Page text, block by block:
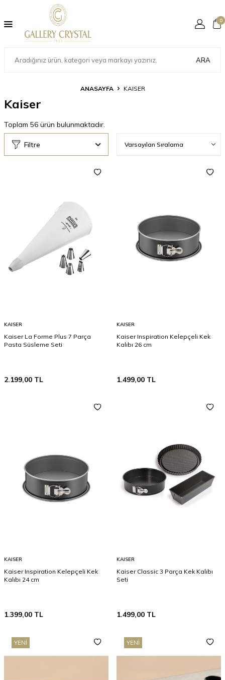
ARA
0
ANASAYFA KAISER
Kaiser
Toplam 56 ürün bulunmaktadır.
Filtre
KAISER
Kaiser La Forme Plus 7 Parça
Pasta Süsleme Seti
2.199,00 TL
KAISER
Kaiser Inspiration Kelepçeli Kek
Kalıbı 26 cm
1.499,00 TL
KAISER
Kaiser Inspiration Kelepçeli Kek
Kalıbı 24 cm
1.399,00 TL
KAISER
Kaiser Classic 3 Parça Kek Kalıbı
Seti
1.499,00 TL
YENI YENI